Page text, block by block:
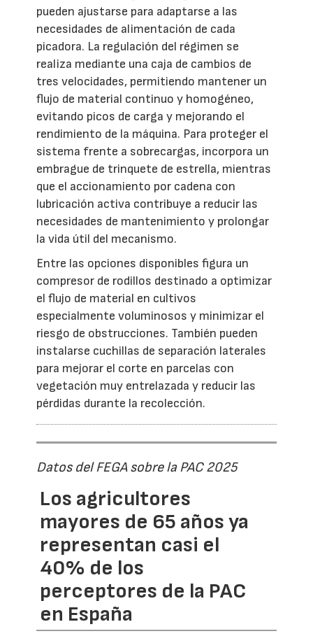
pueden ajustarse para adaptarse a las
necesidades de alimentación de cada
picadora. La regulación del régimen se
realiza mediante una caja de cambios de
tres velocidades, permitiendo mantener un
flujo de material continuo y homogéneo,
evitando picos de carga y mejorando el
rendimiento de la máquina. Para proteger el
sistema frente a sobrecargas, incorpora un
embrague de trinquete de estrella, mientras
que el accionamiento por cadena con
lubricación activa contribuye a reducir las
necesidades de mantenimiento y prolongar
la vida útil del mecanismo.
Entre las opciones disponibles figura un
compresor de rodillos destinado a optimizar
el flujo de material en cultivos
especialmente voluminosos y minimizar el
riesgo de obstrucciones. También pueden
instalarse cuchillas de separación laterales
para mejorar el corte en parcelas con
vegetación muy entrelazada y reducir las
pérdidas durante la recolección.
Datos del FEGA sobre la PAC 2025
Los agricultores
mayores de 65 años ya
representan casi el
40% de los
perceptores de la PAC
en España